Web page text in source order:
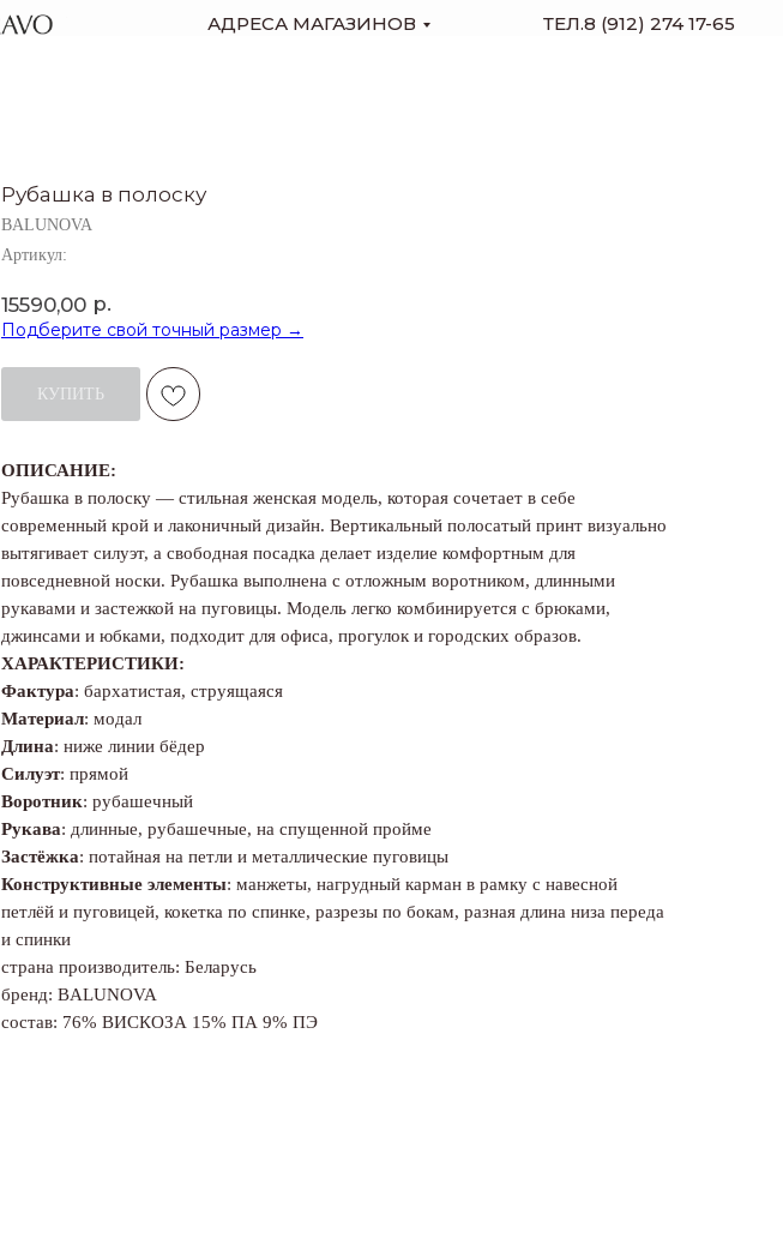
АДРЕСА МАГАЗИНОВ ТЕЛ.8 (912) 274 17-65
Рубашка в полоску
BALUNOVA
Артикул:
15590,00 р.
Подберите свой точный размер →
КУПИТЬ
ОПИСАНИЕ:
Рубашка в полоску — стильная женская модель, которая сочетает в себе
современный крой и лаконичный дизайн. Вертикальный полосатый принт визуально
вытягивает силуэт, а свободная посадка делает изделие комфортным для
повседневной носки. Рубашка выполнена с отложным воротником, длинными
рукавами и застежкой на пуговицы. Модель легко комбинируется с брюками,
джинсами и юбками, подходит для офиса, прогулок и городских образов.
ХАРАКТЕРИСТИКИ:
Фактура: бархатистая, струящаяся
Материал: модал
Длина: ниже линии бёдер
Силуэт: прямой
Воротник: рубашечный
Рукава: длинные, рубашечные, на спущенной пройме
Застёжка: потайная на петли и металлические пуговицы
Конструктивные элементы: манжеты, нагрудный карман в рамку с навесной
петлёй и пуговицей, кокетка по спинке, разрезы по бокам, разная длина низа переда
и спинки
страна производитель: Беларусь
бренд: BALUNOVA
состав: 76% ВИСКОЗА 15% ПА 9% ПЭ